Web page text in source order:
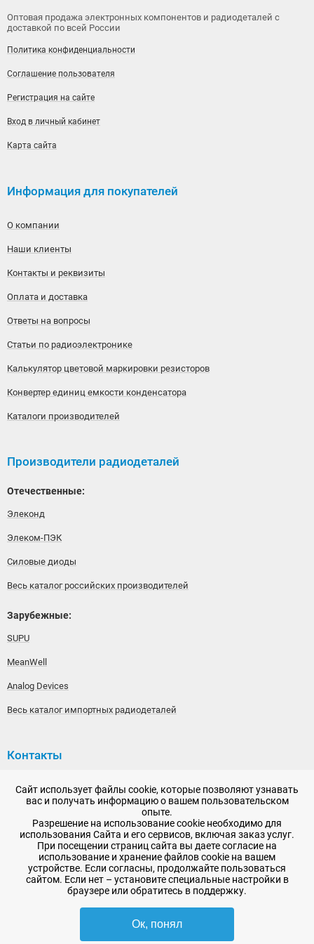
Оптовая продажа электронных компонентов и радиодеталей с
доставкой по всей России
Политика конфиденциальности
Соглашение пользователя
Регистрация на сайте
Вход в личный кабинет
Карта сайта
Информация для покупателей
О компании
Наши клиенты
Контакты и реквизиты
Оплата и доставка
Ответы на вопросы
Статьи по радиоэлектронике
Калькулятор цветовой маркировки резисторов
Конвертер единиц емкости конденсатора
Каталоги производителей
Производители радиодеталей
Отечественные:
Элеконд
Элеком-ПЭК
Силовые диоды
Весь каталог российских производителей
Зарубежные:
SUPU
MeanWell
Analog Devices
Весь каталог импортных радиодеталей
Контакты
192148, г. Санкт-Петербург, Железнодорожный проспект,
дом 36
+7 (812) 565-06-52
Время работы: пн-пт, 10:00 - 18:00
E-mail:sale@radioelementy.ru
2007 - 2026, ООО «РадиоЭлемент» © сайт носит информационный характер
Сайт использует файлы cookie, которые позволяют узнавать
вас и получать информацию о вашем пользовательском
опыте.
Разрешение на использование cookie необходимо для
использования Сайта и его сервисов, включая заказ услуг.
При посещении страниц сайта вы даете согласие на
использование и хранение файлов cookie на вашем
устройстве. Если согласны, продолжайте пользоваться
сайтом. Если нет – установите специальные настройки в
браузере или обратитесь в поддержку.
Ок, понял